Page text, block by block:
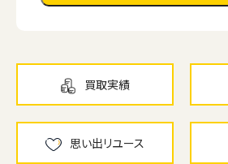
買取実績
思い出リユース